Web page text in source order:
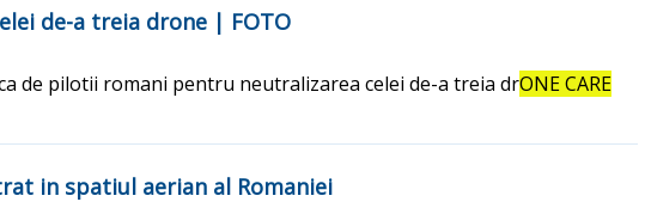
de-a treia drone | FOTO
de pilotii romani pentru neutralizarea celei de-a treia drONE CARE
in spatiul aerian al Romaniei